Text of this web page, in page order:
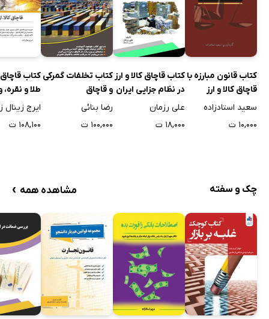
کتاب قانون مبارزه با
قاچاق کالا و ارز
سعید استادزاده
۱۰,۰۰۰ ت
کتاب قاچاق کالا و ارز
در نظام جزایی ایران
علی رزمان
۱۸,۰۰۰ ت
کتاب تخلفات گمرکی
و قاچاق
رضا بنائی
۱۰۰,۰۰۰ ت
کتاب قاچاق
طلا و نقره،
غیر رسمی
ایرج زینال
۱۰۸,۱۰۰ ت
چک و سفته مشاهده همه ›